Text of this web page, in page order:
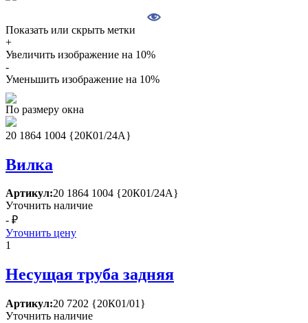
Показать или скрыть метки
+
Увеличить изображение на 10%
-
Уменьшить изображение на 10%
По размеру окна
20 1864 1004 {20К01/24А}
Вилка
Артикул:20 1864 1004 {20К01/24А}
Уточнить наличие
- ₽
Уточнить цену
1
Несущая труба задняя
Артикул:20 7202 {20К01/01}
Уточнить наличие